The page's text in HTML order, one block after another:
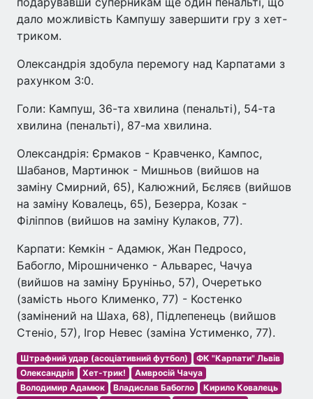
дало можливість Кампушу завершити гру з хет-
триком.
Олександрія здобула перемогу над Карпатами з
рахунком 3:0.
Голи: Кампуш, 36-та хвилина (пенальті), 54-та
хвилина (пенальті), 87-ма хвилина.
Олександрія: Єрмаков - Кравченко, Кампос,
Шабанов, Мартинюк - Мишньов (вийшов на
заміну Смирний, 65), Калюжний, Бєляєв (вийшов
на заміну Ковалець, 65), Безерра, Козак -
Філіппов (вийшов на заміну Кулаков, 77).
Карпати: Кемкін - Адамюк, Жан Педросо,
Бабогло, Мірошниченко - Альварес, Чачуа
(вийшов на заміну Бруніньо, 57), Очеретько
(замість нього Клименко, 77) - Костенко
(замінений на Шаха, 68), Підлепенець (вийшов
Стеніо, 57), Ігор Невес (заміна Устименко, 77).
Штрафний удар (асоціативний футбол)
ФК "Карпати" Львів
Олександрія
Хет-трик!
Амвросій Чачуа
Володимир Адамюк
Владислав Бабогло
Кирило Ковалець